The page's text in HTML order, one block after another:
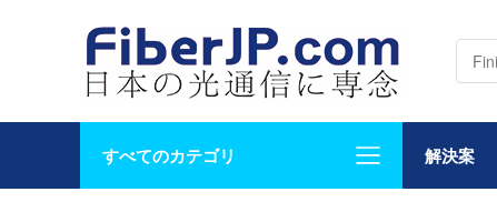
すべてのカテゴリ 解決案